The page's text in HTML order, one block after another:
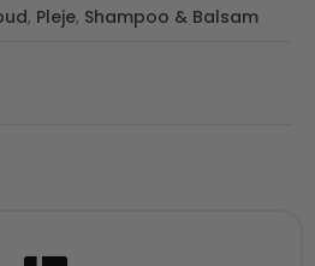
, Pleje, Shampoo & Balsam